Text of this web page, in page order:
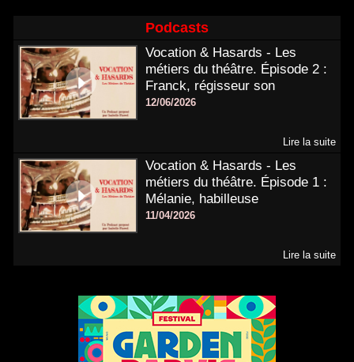
Podcasts
Vocation & Hasards - Les
métiers du théâtre. Épisode 2 :
Franck, régisseur son
12/06/2026
Lire la suite
Vocation & Hasards - Les
métiers du théâtre. Épisode 1 :
Mélanie, habilleuse
11/04/2026
Lire la suite